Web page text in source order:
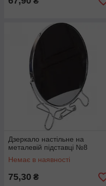
Дзеркало настільне на
металевій підставці №8
Немає в наявності
75,30 ₴